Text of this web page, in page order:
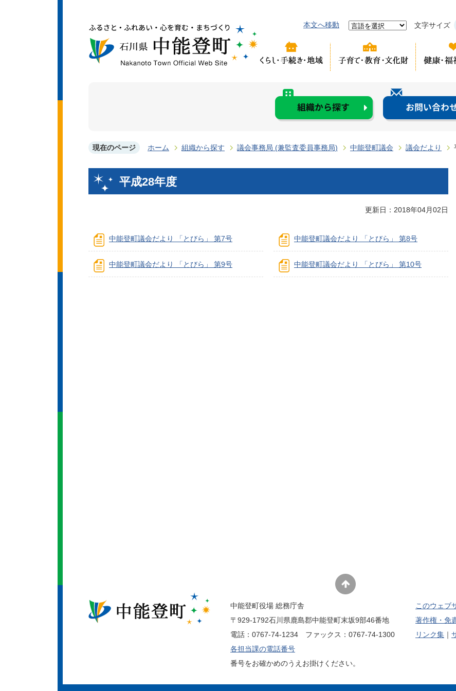
本文へ移動 文字サイズ
現在のページ ホーム 組織から探す 議会事務局 (兼監査委員事務局) 中能登町議会 議会だより
平成28年度
更新日：2018年04月02日
中能登町議会だより 「とびら」 第7号 中能登町議会だより 「とびら」 第8号
中能登町議会だより 「とびら」 第9号 中能登町議会だより 「とびら」 第10号
中能登町役場 総務庁舎
〒929-1792石川県鹿島郡中能登町末坂9部46番地
電話：0767-74-1234 ファックス：0767-74-1300
各担当課の電話番号
番号をお確かめのうえお掛けください。
このウェブ
著作権・免
リンク集